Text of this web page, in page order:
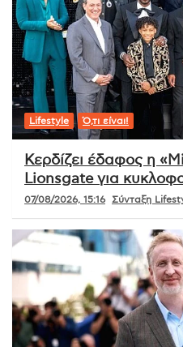
Lifestyle Ό,τι είναι!
Κερδίζει έδαφος η
Lionsgate για
07/08/2026, 15:16 Σύνταξη